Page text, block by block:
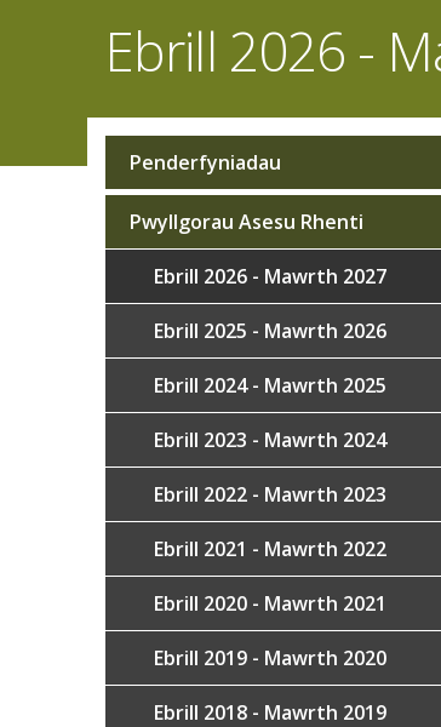
Ebrill 2026 -
Sub
navigation
Penderfyniadau
Pwyllgorau Asesu Rhenti
Ebrill 2026 - Mawrth 2027
Ebrill 2025 - Mawrth 2026
Ebrill 2024 - Mawrth 2025
Ebrill 2023 - Mawrth 2024
Ebrill 2022 - Mawrth 2023
Ebrill 2021 - Mawrth 2022
Ebrill 2020 - Mawrth 2021
Ebrill 2019 - Mawrth 2020
Ebrill 2018 - Mawrth 2019